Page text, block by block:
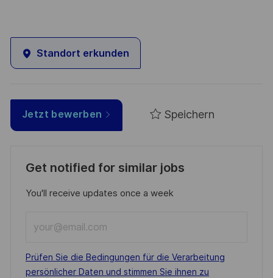
Standort erkunden
Jetzt bewerben Speichern
Get notified for similar jobs
You'll receive updates once a week
Email
address
(Required)
Required
Prüfen Sie die Bedingungen für die Verarbeitung
persönlicher Daten und stimmen Sie ihnen zu